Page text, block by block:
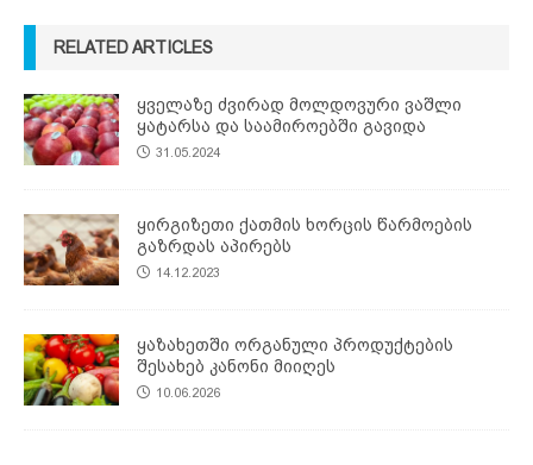
RELATED ARTICLES
ყველაზე ძვირად მოლდოვური ვაშლი
ყატარსა და საამიროებში გავიდა
31.05.2024
ყირგიზეთი ქათმის ხორცის წარმოების
გაზრდას აპირებს
14.12.2023
ყაზახეთში ორგანული პროდუქტების
შესახებ კანონი მიიღეს
10.06.2026